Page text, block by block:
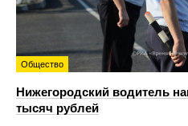
Общество
Нижегородский водитель
тысяч рублей